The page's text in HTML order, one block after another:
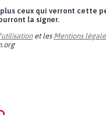
ceux qui verront cette
la signer.
et les Mentions